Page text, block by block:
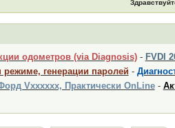
одометров (via Diagnosis)- FVDI
генерации паролей -
Vxxxxxx, Практически OnLine-